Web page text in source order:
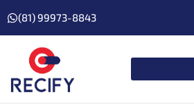
(81) 99973-8843